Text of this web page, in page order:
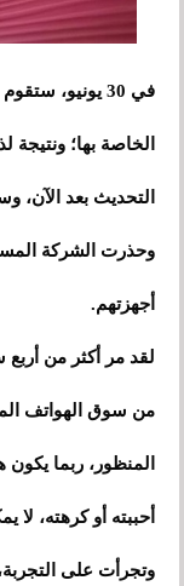
التحديث بعد الآن،
وحذرت الشركة
أجهزتهم.
من سوق الهواتف
المنظور، ربما يكون
وتجرأت على